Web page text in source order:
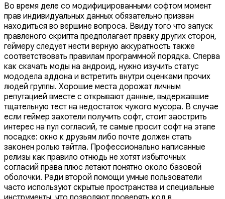
Во время деле со модифицированными софтом момент
прав индивидуальных данных обязательно призван
находиться во вершине вопроса. Ввиду того что запуск
правленого скрипта предполагает правку других сторон,
геймеру следует нести верную аккуратность также
соответствовать правилам программной порядка. Сперва
как скачать моды на андроид, нужно изучить статус
мододела аддона и встретить внутри оценками прочих
людей группы. Хорошие места дорожат личным
репутацией вместе с открывают данные, выдержавшие
тщательную тест на недостаток чужого мусора. В случае
если геймер захотели получить софт, стоит заострить
интерес на пул согласий, те самые просит софт на этапе
посадке: окно к друзьям либо почте должен стать
законен ролью тайтла. Профессионально написанные
релизы как правило отнюдь не хотят избыточных
согласий права плюс летают понятно около базовой
оболочки. Ради второй помощи умные пользователи
часто используют скрытые пространства и специальные